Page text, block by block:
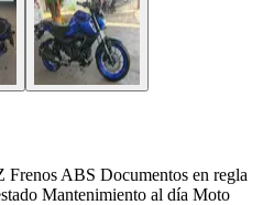
Frenos ABS Documentos en regla
Mantenimiento al día Moto